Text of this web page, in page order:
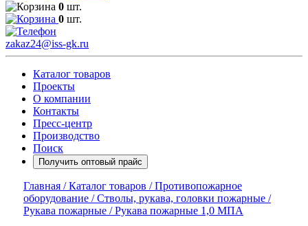
0 шт.
0 шт.
zakaz24@iss-gk.ru
Каталог товаров
Проекты
О компании
Контакты
Пресс-центр
Производство
Поиск
Получить оптовый прайс
Главная /Каталог товаров /Противопожарное
оборудование /Стволы, рукава, головки пожарные /
Рукава пожарные /Рукава пожарные 1,0 МПА